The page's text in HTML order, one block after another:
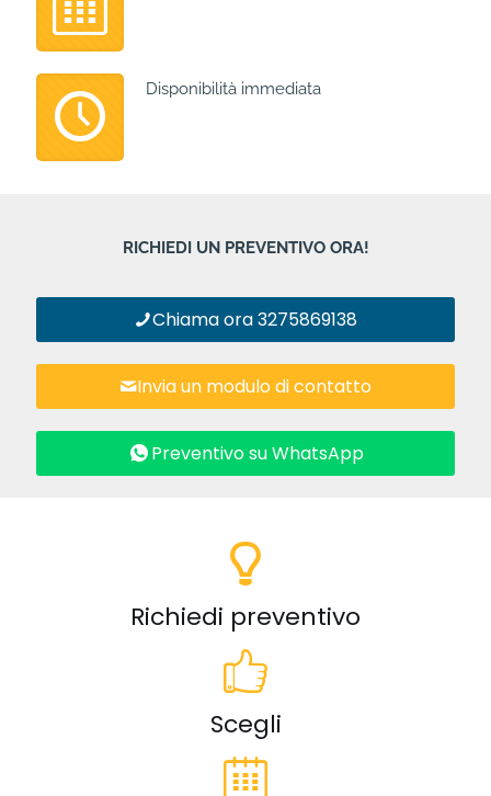
Disponibilità immediata
RICHIEDI UN PREVENTIVO ORA!
Chiama ora 3275869138
Invia un modulo di contatto
Preventivo su WhatsApp
Richiedi preventivo
Scegli